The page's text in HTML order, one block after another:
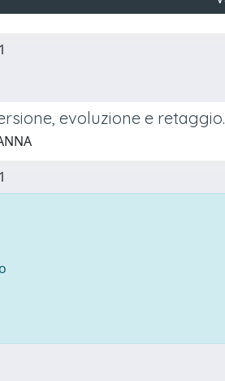
evoluzione e retaggio.